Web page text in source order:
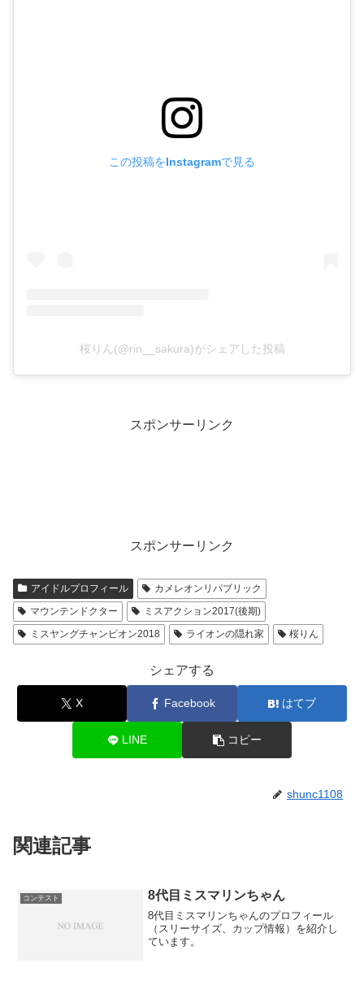
この投稿をInstagramで見る
桜りん(@rin__sakura)がシェアした投稿
スポンサーリンク
スポンサーリンク
アイドルプロフィール
カメレオンリパブリック
マウンテンドクター
ミスアクション2017(後期)
ミスヤングチャンピオン2018
ライオンの隠れ家 桜りん
シェアする
X Facebook はてブ
LINE コピー
shunc1108
関連記事
コンテスト 8代目ミスマリンちゃん
8代目ミスマリンちゃんのプロフィール
（スリーサイズ、カップ情報）を紹介し
ています。